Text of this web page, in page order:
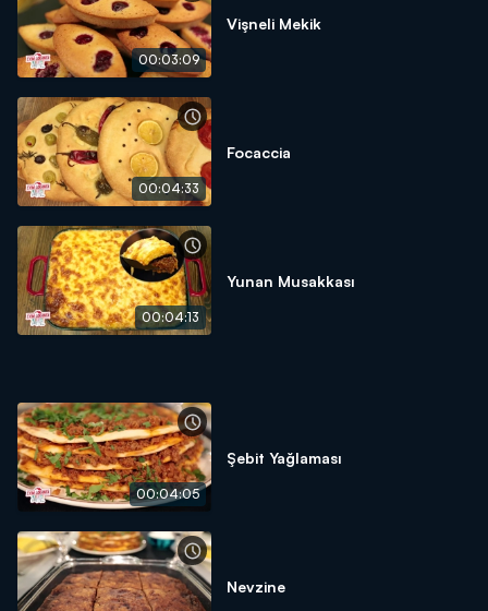
00:03:09
Vişneli Mekik
00:04:33
Focaccia
00:04:13
Yunan Musakkası
00:04:05
Şebit Yağlaması
Nevzine